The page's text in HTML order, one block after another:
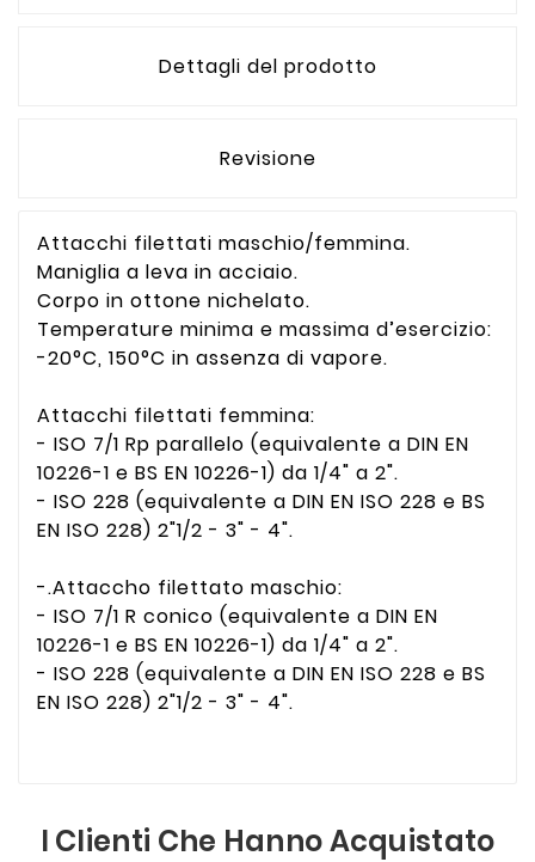
Dettagli del prodotto
Revisione
Attacchi filettati maschio/femmina.
Maniglia a leva in acciaio.
Corpo in ottone nichelato.
Temperature minima e massima d’esercizio:
-20°C, 150°C in assenza di vapore.
Attacchi filettati femmina:
- ISO 7/1 Rp parallelo (equivalente a DIN EN
10226-1 e BS EN 10226-1) da 1/4" a 2".
- ISO 228 (equivalente a DIN EN ISO 228 e BS
EN ISO 228) 2"1/2 - 3" - 4".
-.Attaccho filettato maschio:
- ISO 7/1 R conico (equivalente a DIN EN
10226-1 e BS EN 10226-1) da 1/4" a 2".
- ISO 228 (equivalente a DIN EN ISO 228 e BS
EN ISO 228) 2"1/2 - 3" - 4".
I Clienti Che Hanno Acquistato